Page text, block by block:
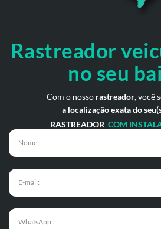
Rastreador
no seu
Com o nosso rastreador, você
a localização exata do
RASTREADOR COM